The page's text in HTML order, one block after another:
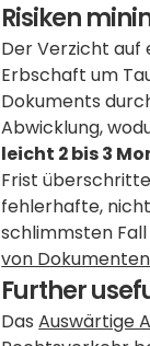
Risiken
Der Verzicht auf
Erbschaft um
Dokuments
Abwicklung,
leicht 2 bis 3
Frist
fehlerhafte,
schlimmsten
von Dokumenten
Further
Das Auswärtige